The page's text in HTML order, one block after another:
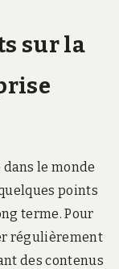
sur la
le monde
points
terme. Pour
régulièrement
des contenus